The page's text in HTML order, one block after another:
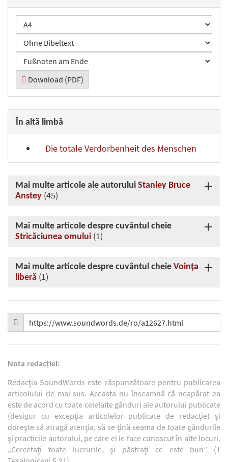
Download (PDF)
În altă limbă
Die totale Verdorbenheit des Menschen
Mai multe articole ale autorului Stanley Bruce
Anstey (45)
Mai multe articole despre cuvântul cheie
Stricăciunea omului (1)
Mai multe articole despre cuvântul cheie Voinţa
liberă (1)
Nota redacţiei:
Redacţia SoundWords este răspunzătoare pentru publicarea
articolului de mai sus. Aceasta nu înseamnă că neapărat ea
este de acord cu toate celelalte gânduri ale autorului publicate
(desigur cu excepţia articolelor publicate de redacţie) şi
doreşte să atragă atenţia, să se ţină seama de toate gândurile
şi practicile autorului, pe care el le face cunoscut în alte locuri.
„Cercetaţi toate lucrurile, şi păstraţi ce este bun” (1